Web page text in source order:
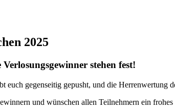
2025
stehen fest!
euch gegenseitig gepusht, und die Herrenwertung
und wünschen allen Teilnehmern ein frohes